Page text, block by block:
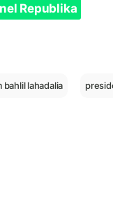
Republika
lahadalia